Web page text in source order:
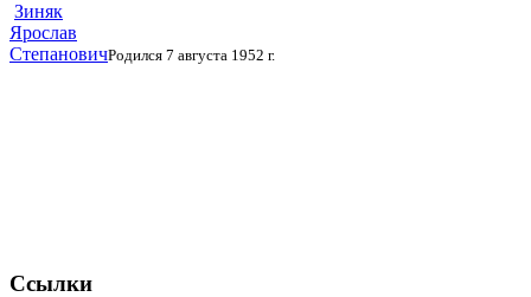
Зиняк
Ярослав
СтепановичРодился 7 августа 1952 г.
Ссылки